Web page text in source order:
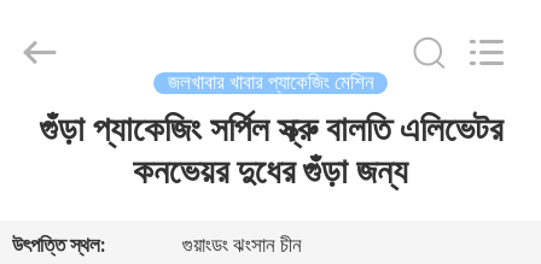
বাড়ি
Reserved.
জলখাবার খাবার প্যাকেজিং মেশিন
গুঁড়া প্যাকেজিং সর্পিল স্ক্রু বালতি এলিভেটর
কনভেয়র দুধের গুঁড়া জন্য
উৎপত্তি স্থল:
গুয়াংডং ঝংসান চীন